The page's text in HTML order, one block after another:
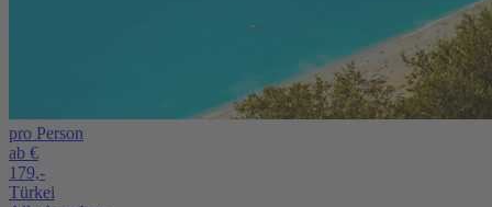
pro Person
ab €
179,-
Türkei